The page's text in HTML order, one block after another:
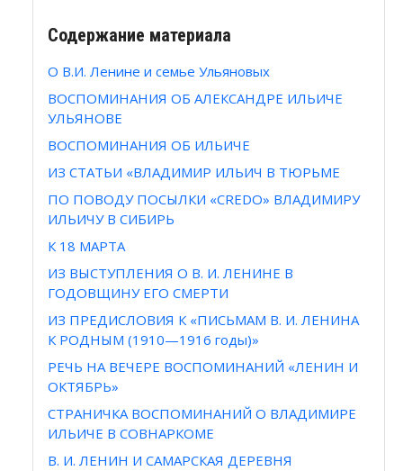
Содержание материала
О В.И. Ленине и семье Ульяновых
ВОСПОМИНАНИЯ ОБ АЛЕКСАНДРЕ ИЛЬИЧЕ
УЛЬЯНОВЕ
ВОСПОМИНАНИЯ ОБ ИЛЬИЧЕ
ИЗ СТАТЬИ «ВЛАДИМИР ИЛЬИЧ В ТЮРЬМЕ
ПО ПОВОДУ ПОСЫЛКИ «CREDO» ВЛАДИМИРУ
ИЛЬИЧУ В СИБИРЬ
К 18 МАРТА
ИЗ ВЫСТУПЛЕНИЯ О В. И. ЛЕНИНЕ В
ГОДОВЩИНУ ЕГО СМЕРТИ
ИЗ ПРЕДИСЛОВИЯ К «ПИСЬМАМ В. И. ЛЕНИНА
К РОДНЫМ (1910—1916 годы)»
РЕЧЬ НА ВЕЧЕРЕ ВОСПОМИНАНИЙ «ЛЕНИН И
ОКТЯБРЬ»
СТРАНИЧКА ВОСПОМИНАНИЙ О ВЛАДИМИРЕ
ИЛЬИЧЕ В СОВНАРКОМЕ
В. И. ЛЕНИН И САМАРСКАЯ ДЕРЕВНЯ